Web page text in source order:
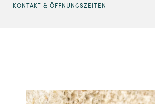
KONTAKT & ÖFFNUNGSZEITEN